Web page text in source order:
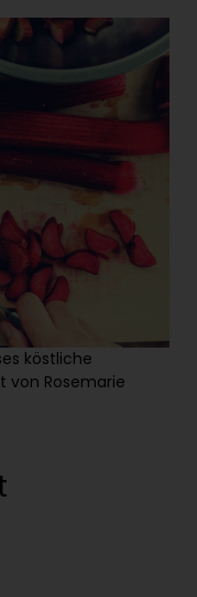
köstliche
von Rosemarie